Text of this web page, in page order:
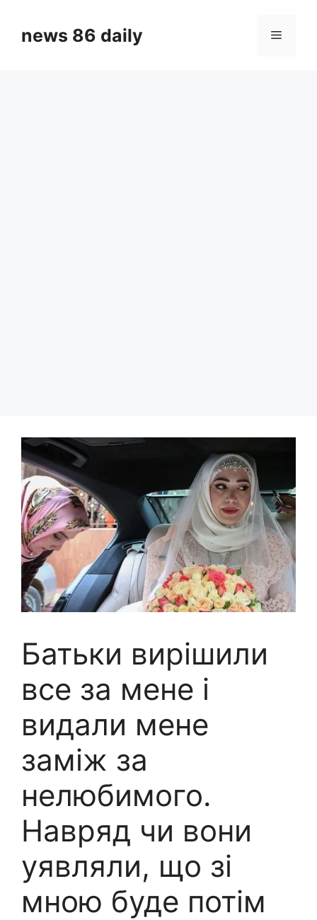
contentnews 86 daily Menu
Батьки вирішили
все за мене і
видали мене
заміж за
нелюбимого.
Навряд чи вони
уявляли, що зі
мною буде потім